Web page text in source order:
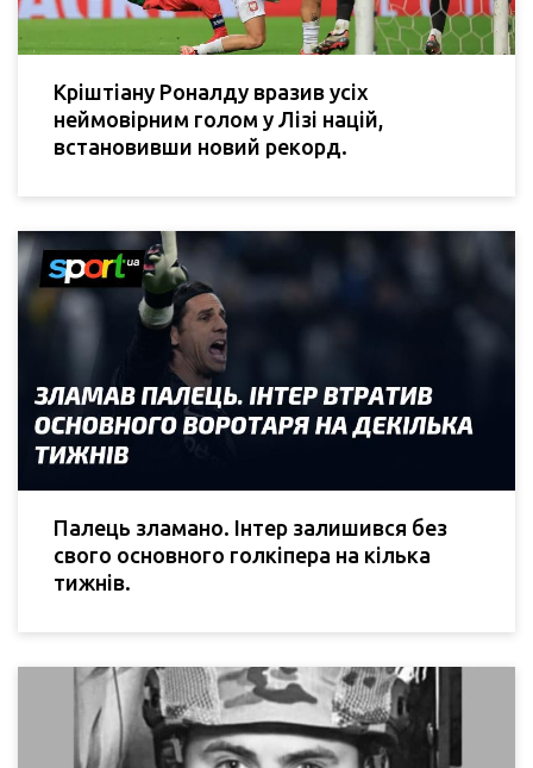
Кріштіану Роналду вразив усіх
неймовірним голом у Лізі націй,
встановивши новий рекорд.
Палець зламано. Інтер залишився без
свого основного голкіпера на кілька
тижнів.